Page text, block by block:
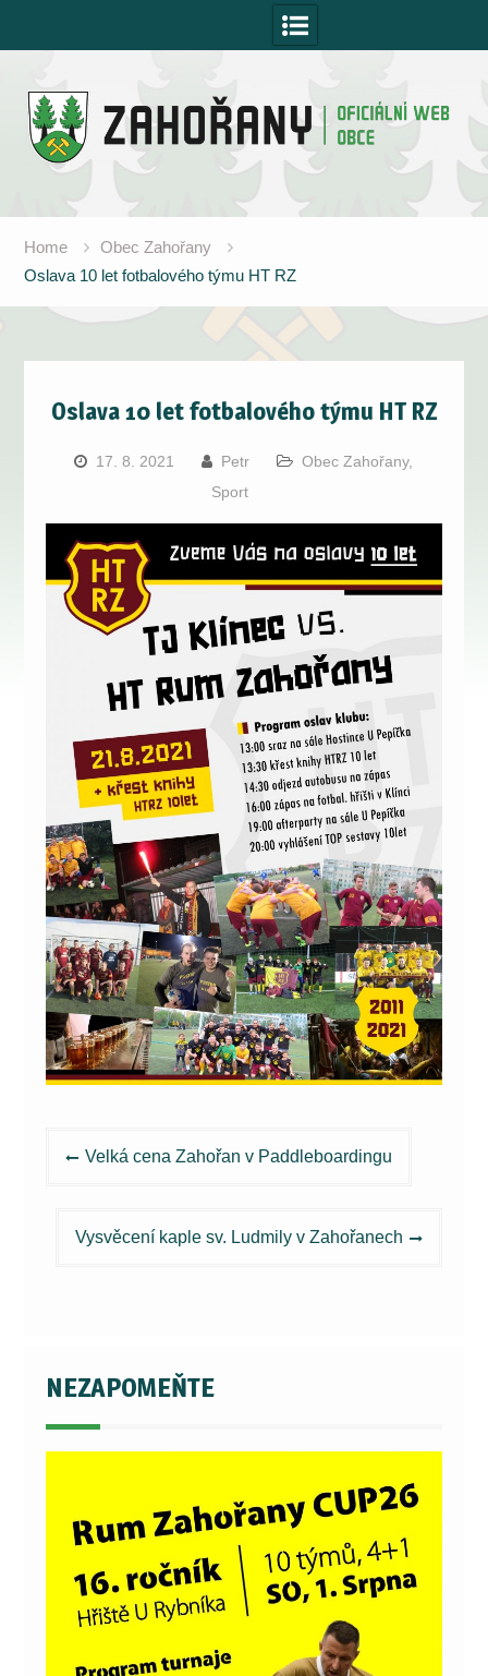
Home
Obec Zahořany
Oslava 10 let fotbalového týmu HT RZ
Oslava 10 let fotbalového týmu HT RZ
17. 8. 2021 Petr Obec Zahořany,
Sport
Navigace
Velká cena Zahořan v Paddleboardingu
Vysvěcení kaple sv. Ludmily v Zahořanech
NEZAPOMEŇTE